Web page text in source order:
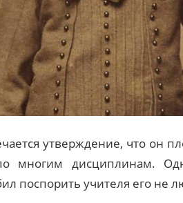
утверждение, что он
многим дисциплинам.
поспорить учителя его не